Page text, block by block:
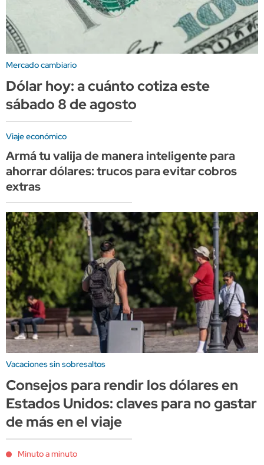
Mercado cambiario
Dólar hoy: a cuánto cotiza este
sábado 8 de agosto
Viaje económico
Armá tu valija de manera inteligente para
ahorrar dólares: trucos para evitar cobros
extras
Vacaciones sin sobresaltos
Consejos para rendir los dólares en
Estados Unidos: claves para no gastar
de más en el viaje
Minuto a minuto